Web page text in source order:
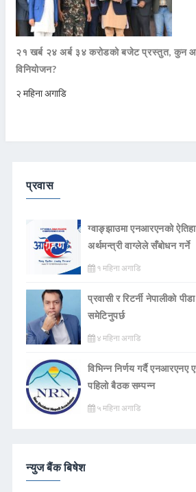
२१ खर्ब २४ अर्ब ३४ करोडको बजेट प्रस्तुत, कुन
विनियोजन?
२ महिना अगाडि
प्रवास
ग्वाङ्झाउमा एनआरएनको
अर्थमन्त्री वाग्लेले सँबोधन गर्ने
१ महिना अगाडि
प्रवासी र रिटर्नी नेपालीको
समेटिनुपर्छ
४ महिना अगाडि
विभिन्न निर्णय गर्दै
पहिलो बैठक सम्पन्न
५ महिना अगाडि
न्युज बैंक बिषेश